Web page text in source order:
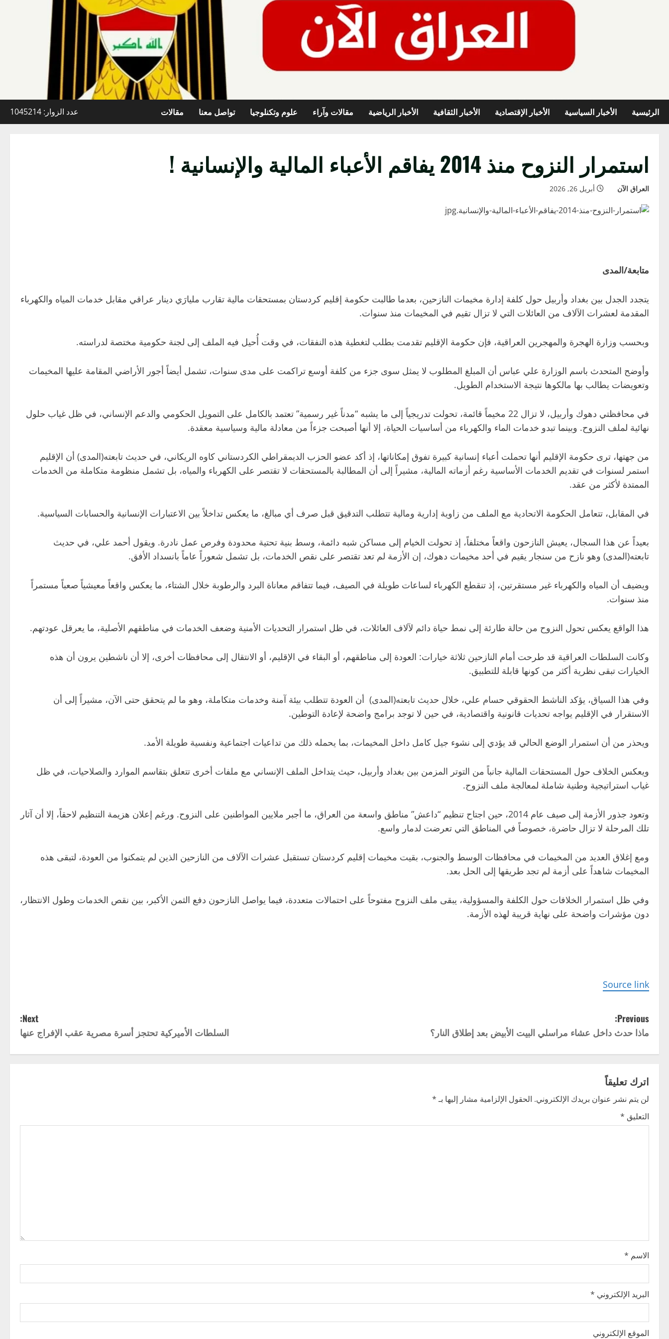
الرئيسية الأخبار السياسية الأخبار الإقتصادية الأخبار الثقافية الأخبار الرياضية مقالات وآراء علوم وتكنلوجيا تواصل معنا مقالات عدد الزوار: 1045214
استمرار النزوح منذ 2014 يفاقم الأعباء المالية والإنسانية !
العراق الآن أبريل 26, 2026
متابعة/المدى
يتجدد الجدل بين بغداد وأربيل حول كلفة إدارة مخيمات النازحين، بعدما طالبت حكومة إقليم كردستان بمستحقات مالية تقارب مليارَي دينار عراقي مقابل خدمات المياه والكهرباء
المقدمة لعشرات الآلاف من العائلات التي لا تزال تقيم في المخيمات منذ سنوات.
وبحسب وزارة الهجرة والمهجرين العراقية، فإن حكومة الإقليم تقدمت بطلب لتغطية هذه النفقات، في وقت أُحيل فيه الملف إلى لجنة حكومية مختصة لدراسته.
وأوضح المتحدث باسم الوزارة علي عباس أن المبلغ المطلوب لا يمثل سوى جزء من كلفة أوسع تراكمت على مدى سنوات، تشمل أيضاً أجور الأراضي المقامة عليها المخيمات
وتعويضات يطالب بها مالكوها نتيجة الاستخدام الطويل.
في محافظتي دهوك وأربيل، لا تزال 22 مخيماً قائمة، تحولت تدريجياً إلى ما يشبه “مدناً غير رسمية” تعتمد بالكامل على التمويل الحكومي والدعم الإنساني، في ظل غياب حلول
نهائية لملف النزوح. وبينما تبدو خدمات الماء والكهرباء من أساسيات الحياة، إلا أنها أصبحت جزءاً من معادلة مالية وسياسية معقدة.
من جهتها، ترى حكومة الإقليم أنها تحملت أعباء إنسانية كبيرة تفوق إمكاناتها، إذ أكد عضو الحزب الديمقراطي الكردستاني كاوه الريكاني، في حديث تابعته(المدى) أن الإقليم
استمر لسنوات في تقديم الخدمات الأساسية رغم أزماته المالية، مشيراً إلى أن المطالبة بالمستحقات لا تقتصر على الكهرباء والمياه، بل تشمل منظومة متكاملة من الخدمات
الممتدة لأكثر من عقد.
في المقابل، تتعامل الحكومة الاتحادية مع الملف من زاوية إدارية ومالية تتطلب التدقيق قبل صرف أي مبالغ، ما يعكس تداخلاً بين الاعتبارات الإنسانية والحسابات السياسية.
بعيداً عن هذا السجال، يعيش النازحون واقعاً مختلفاً، إذ تحولت الخيام إلى مساكن شبه دائمة، وسط بنية تحتية محدودة وفرص عمل نادرة. ويقول أحمد علي، في حديث
تابعته(المدى) وهو نازح من سنجار يقيم في أحد مخيمات دهوك، إن الأزمة لم تعد تقتصر على نقص الخدمات، بل تشمل شعوراً عاماً بانسداد الأفق.
ويضيف أن المياه والكهرباء غير مستقرتين، إذ تنقطع الكهرباء لساعات طويلة في الصيف، فيما تتفاقم معاناة البرد والرطوبة خلال الشتاء، ما يعكس واقعاً معيشياً صعباً مستمراً
منذ سنوات.
هذا الواقع يعكس تحول النزوح من حالة طارئة إلى نمط حياة دائم لآلاف العائلات، في ظل استمرار التحديات الأمنية وضعف الخدمات في مناطقهم الأصلية، ما يعرقل عودتهم.
وكانت السلطات العراقية قد طرحت أمام النازحين ثلاثة خيارات: العودة إلى مناطقهم، أو البقاء في الإقليم، أو الانتقال إلى محافظات أخرى، إلا أن ناشطين يرون أن هذه
الخيارات تبقى نظرية أكثر من كونها قابلة للتطبيق.
وفي هذا السياق، يؤكد الناشط الحقوقي حسام علي، خلال حديث تابعته(المدى) أن العودة تتطلب بيئة آمنة وخدمات متكاملة، وهو ما لم يتحقق حتى الآن، مشيراً إلى أن
الاستقرار في الإقليم يواجه تحديات قانونية واقتصادية، في حين لا توجد برامج واضحة لإعادة التوطين.
ويحذر من أن استمرار الوضع الحالي قد يؤدي إلى نشوء جيل كامل داخل المخيمات، بما يحمله ذلك من تداعيات اجتماعية ونفسية طويلة الأمد.
ويعكس الخلاف حول المستحقات المالية جانباً من التوتر المزمن بين بغداد وأربيل، حيث يتداخل الملف الإنساني مع ملفات أخرى تتعلق بتقاسم الموارد والصلاحيات، في ظل
غياب استراتيجية وطنية شاملة لمعالجة ملف النزوح.
وتعود جذور الأزمة إلى صيف عام 2014، حين اجتاح تنظيم “داعش” مناطق واسعة من العراق، ما أجبر ملايين المواطنين على النزوح. ورغم إعلان هزيمة التنظيم لاحقاً، إلا أن آثار
تلك المرحلة لا تزال حاضرة، خصوصاً في المناطق التي تعرضت لدمار واسع.
ومع إغلاق العديد من المخيمات في محافظات الوسط والجنوب، بقيت مخيمات إقليم كردستان تستقبل عشرات الآلاف من النازحين الذين لم يتمكنوا من العودة، لتبقى هذه
المخيمات شاهداً على أزمة لم تجد طريقها إلى الحل بعد.
وفي ظل استمرار الخلافات حول الكلفة والمسؤولية، يبقى ملف النزوح مفتوحاً على احتمالات متعددة، فيما يواصل النازحون دفع الثمن الأكبر، بين نقص الخدمات وطول الانتظار،
دون مؤشرات واضحة على نهاية قريبة لهذه الأزمة.
Source link
P
o
s
t
n
a
i
o
n
Previous:
ماذا حدث داخل عشاء مراسلي البيت الأبيض بعد إطلاق النار؟
Next:
السلطات الأميركية تحتجز أسرة مصرية عقب الإفراج عنها
اترك تعليقاً
لن يتم نشر عنوان بريدك الإلكتروني. الحقول الإلزامية مشار إليها بـ*
التعليق *
الاسم *
البريد الإلكتروني *
الموقع الإلكتروني